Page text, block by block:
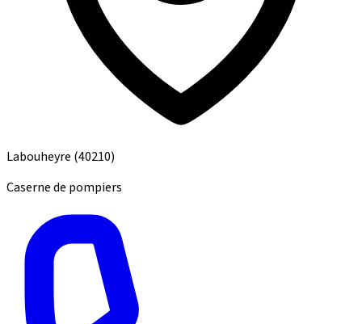
Labouheyre (40210)
Caserne de pompiers